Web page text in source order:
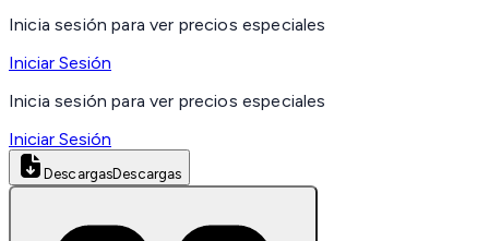
Inicia sesión para ver precios especiales
Iniciar Sesión
Inicia sesión para ver precios especiales
Iniciar Sesión
DescargasDescargas